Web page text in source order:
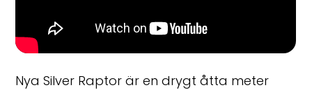
Nya Silver Raptor är en drygt åtta meter